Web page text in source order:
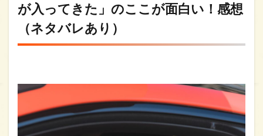
が入ってきた」のここが面白い！感想
（ネタバレあり）